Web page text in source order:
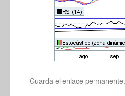
Guarda el enlace permanente.